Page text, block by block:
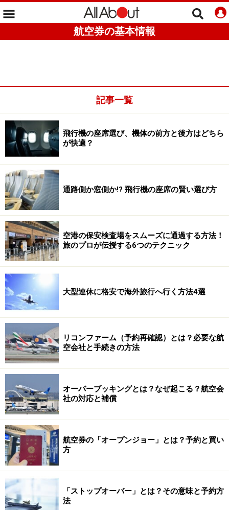
航空券の基本情報
記事一覧
飛行機の座席選び、機体の前方と後方はどちら
が快適？
通路側か窓側か!? 飛行機の座席の賢い選び方
空港の保安検査場をスムーズに通過する方法！
旅のプロが伝授する6つのテクニック
大型連休に格安で海外旅行へ行く方法4選
リコンファーム（予約再確認）とは？必要な航
空会社と手続きの方法
オーバーブッキングとは？なぜ起こる？航空会
社の対応と補償
航空券の「オープンジョー」とは？予約と買い
方
「ストップオーバー」とは？その意味と予約方
法